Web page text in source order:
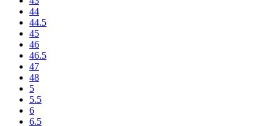
44
44.5
45
46
46.5
47
48
5
5.5
6
6.5